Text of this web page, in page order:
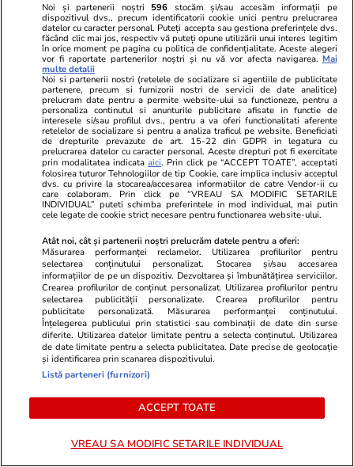
Wowbiz.ro
Cum arată fiul Mădălinei Manole
la 17 ani! Fratele regretatei
artiste a publicat o fotografie în
premieră cu Petru Mircea Jr.
Redactia.ro
Doliu uriaș
Kevin
Balonului
de ani,
POLITIC
Politică 20 iul.
Conducerile a 6 filiale PNL au
fost dizolvate în ședința Biroului
Politic Național. Ce lideri au fost
demiși de Ilie Bolojan
Noi și partenerii noștri 596 stocăm și/sau accesăm informații pe
dispozitivul dvs., precum identificatorii cookie unici pentru prelucrarea
datelor cu caracter personal. Puteți accepta sau gestiona preferințele dvs.
făcând clic mai jos, respectiv vă puteți opune utilizării unui interes legitim
în orice moment pe pagina cu politica de confidențialitate. Aceste alegeri
vor fi raportate partenerilor noștri și nu vă vor afecta navigarea. Mai
multe detalii
Noi si partenerii nostri (retelele de socializare si agentiile de publicitate
partenere, precum si furnizorii nostri de servicii de date analitice)
prelucram date pentru a permite website-ului sa functioneze, pentru a
personaliza continutul si anunturile publicitare afisate in functie de
interesele si/sau profilul dvs., pentru a va oferi functionalitati aferente
retelelor de socializare si pentru a analiza traficul pe website. Beneficiati
de drepturile prevazute de art. 15-22 din GDPR in legatura cu
prelucrarea datelor cu caracter personal. Aceste drepturi pot fi exercitate
prin modalitatea indicataaici. Prin click pe “ACCEPT TOATE”, acceptati
folosirea tuturor Tehnologiilor de tip Cookie, care implica inclusiv acceptul
dvs. cu privire la stocarea/accesarea informatiilor de catre Vendor-ii cu
care colaboram. Prin click pe “VREAU SA MODIFIC SETARILE
INDIVIDUAL” puteti schimba preferintele in mod individual, mai putin
cele legate de cookie strict necesare pentru functionarea website-ului.
Atât noi, cât și partenerii noștri prelucrăm datele pentru a oferi:
Măsurarea performanței reclamelor. Utilizarea profilurilor pentru
selectarea conținutului personalizat. Stocarea și/sau accesarea
informațiilor de pe un dispozitiv. Dezvoltarea și îmbunătățirea serviciilor.
Crearea profilurilor de conținut personalizat. Utilizarea profilurilor pentru
selectarea publicității personalizate. Crearea profilurilor pentru
publicitate personalizată. Măsurarea performanței conținutului.
Înțelegerea publicului prin statistici sau combinații de date din surse
diferite. Utilizarea datelor limitate pentru a selecta conținutul. Utilizarea
de date limitate pentru a selecta publicitatea. Date precise de geolocație
și identificarea prin scanarea dispozitivului.
Listă parteneri (furnizori)
ACCEPT TOATE
VREAU SA MODIFIC SETARILE INDIVIDUAL